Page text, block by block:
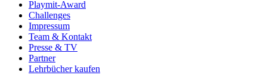
Playmit-Award
Challenges
Impressum
Team & Kontakt
Presse & TV
Partner
Lehrbücher kaufen